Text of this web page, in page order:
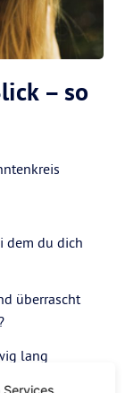
– so
dem du dich
überrascht
lang
Services